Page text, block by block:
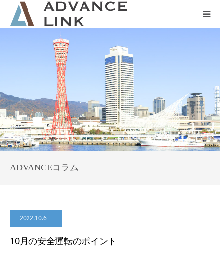
ADVANCEコラム
2022.10.6
10月の安全運転のポイント
会社概要
ネット保険
事業保険